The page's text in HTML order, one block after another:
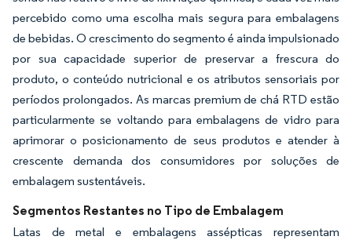
percebido como uma escolha mais segura para embalagens
de bebidas. O crescimento do segmento é ainda impulsionado
por sua capacidade superior de preservar a frescura do
produto, o conteúdo nutricional e os atributos sensoriais por
períodos prolongados. As marcas premium de chá RTD estão
particularmente se voltando para embalagens de vidro para
aprimorar o posicionamento de seus produtos e atender à
crescente demanda dos consumidores por soluções de
embalagem sustentáveis.
Segmentos Restantes no Tipo de Embalagem
Latas de metal e embalagens assépticas representam